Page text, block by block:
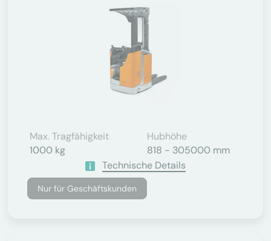
Max. Tragfähigkeit
1000 kg
Hubhöhe
818 - 305000 mm
Technische Details
Nur für Geschäftskunden